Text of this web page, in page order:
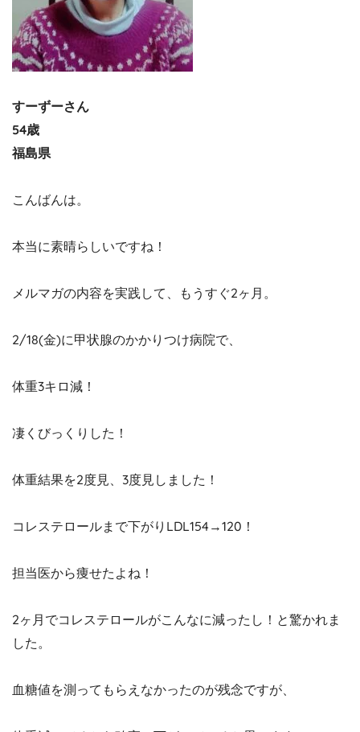
すーずーさん
54歳
福島県
こんばんは。
本当に素晴らしいですね！
メルマガの内容を実践して、もうすぐ2ヶ月。
2/18(金)に甲状腺のかかりつけ病院で、
体重3キロ減！
凄くびっくりした！
体重結果を2度見、3度見しました！
コレステロールまで下がりLDL154→120！
担当医から痩せたよね！
2ヶ月でコレステロールがこんなに減ったし！と驚かれま
した。
血糖値を測ってもらえなかったのが残念ですが、